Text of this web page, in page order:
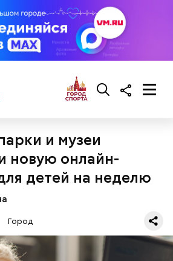
и музеи
новую онлайн-
детей на неделю
Город
тоже расширяли, но пошли по
к Олимпиаде 1980 года